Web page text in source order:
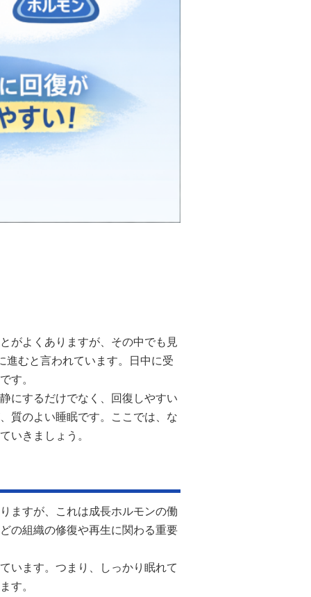
がよくありますが、その中でも見
進むと言われています。日中に受
す。
にするだけでなく、回復しやすい
質のよい睡眠です。ここでは、な
いきましょう。
ますが、これは成長ホルモンの働
の組織の修復や再生に関わる重要
います。つまり、しっかり眠れて
す。